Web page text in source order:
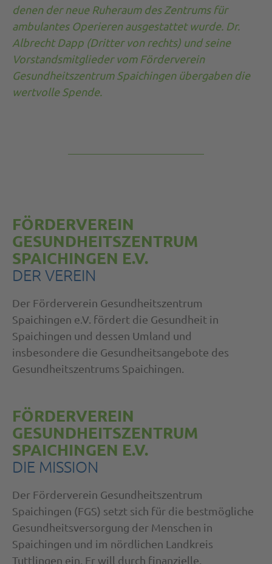
denen der neue Ruheraum des Zentrums für
ambulantes Operieren ausgestattet wurde. Dr.
Albrecht Dapp (Dritter von rechts) und seine
Vorstandsmitglieder vom Förderverein
Gesundheitszentrum Spaichingen übergaben die
wertvolle Spende.
FÖRDERVEREIN
GESUNDHEITSZENTRUM
SPAICHINGEN E.V.
DER VEREIN
Der Förderverein Gesundheitszentrum
Spaichingen e.V. fördert die Gesundheit in
Spaichingen und dessen Umland und
insbesondere die Gesundheitsangebote des
Gesundheitszentrums Spaichingen.
FÖRDERVEREIN
GESUNDHEITSZENTRUM
SPAICHINGEN E.V.
DIE MISSION
Der Förderverein Gesundheitszentrum
Spaichingen (FGS) setzt sich für die bestmögliche
Gesundheitsversorgung der Menschen in
Spaichingen und im nördlichen Landkreis
Tuttlingen ein. Er will durch finanzielle,